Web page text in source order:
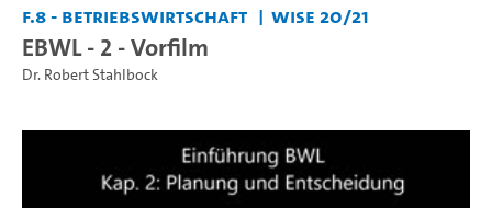
F.8 - Betriebswirtschaft WiSe 20/21
EBWL - 2 - Vorfilm
Dr. Robert Stahlbock